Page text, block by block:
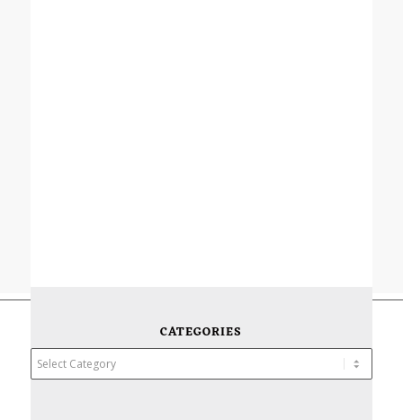
CATEGORIES
Categories